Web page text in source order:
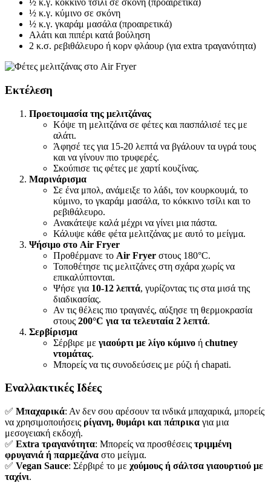
½ κ.γ. κόκκινο τσίλι σε σκόνη (προαιρετικά)
½ κ.γ. κύμινο σε σκόνη
½ κ.γ. γκαράμ μασάλα (προαιρετικά)
Αλάτι και πιπέρι κατά βούληση
2 κ.σ. ρεβιθάλευρο ή κορν φλάουρ (για extra τραγανότητα)
Εκτέλεση
Προετοιμασία της μελιτζάνας
Κόψε τη μελιτζάνα σε φέτες και πασπάλισέ τες με
αλάτι.
Άφησέ τες για 15-20 λεπτά να βγάλουν τα υγρά τους
και να γίνουν πιο τρυφερές.
Σκούπισε τις φέτες με χαρτί κουζίνας.
Μαρινάρισμα
Σε ένα μπολ, ανάμειξε το λάδι, τον κουρκουμά, το
κύμινο, το γκαράμ μασάλα, το κόκκινο τσίλι και το
ρεβιθάλευρο.
Ανακάτεψε καλά μέχρι να γίνει μια πάστα.
Κάλυψε κάθε φέτα μελιτζάνας με αυτό το μείγμα.
Ψήσιμο στο Air Fryer
Προθέρμανε το Air Fryer στους 180°C.
Τοποθέτησε τις μελιτζάνες στη σχάρα χωρίς να
επικαλύπτονται.
Ψήσε για 10-12 λεπτά, γυρίζοντας τις στα μισά της
διαδικασίας.
Αν τις θέλεις πιο τραγανές, αύξησε τη θερμοκρασία
στους 200°C για τα τελευταία 2 λεπτά.
Σερβίρισμα
Σέρβιρε με γιαούρτι με λίγο κύμινο ή chutney
ντομάτας.
Μπορείς να τις συνοδεύσεις με ρύζι ή chapati.
Εναλλακτικές Ιδέες
✅ Μπαχαρικά: Αν δεν σου αρέσουν τα ινδικά μπαχαρικά, μπορείς
να χρησιμοποιήσεις ρίγανη, θυμάρι και πάπρικα για μια
μεσογειακή εκδοχή.
✅ Extra τραγανότητα: Μπορείς να προσθέσεις τριμμένη
φρυγανιά ή παρμεζάνα στο μείγμα.
✅ Vegan Sauce: Σέρβιρέ το με χούμους ή σάλτσα γιαουρτιού με
ταχίνι.